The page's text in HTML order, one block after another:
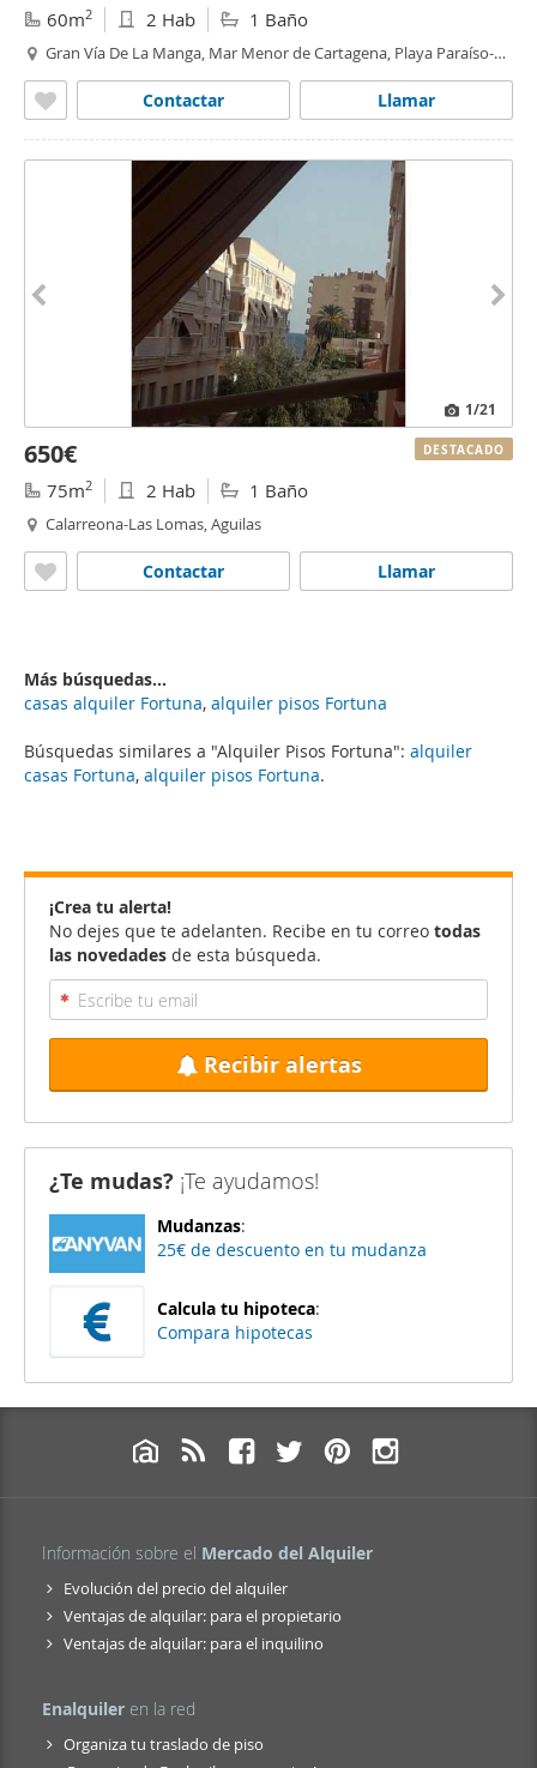
Búsquedas similares a "Alquiler Pisos Fortuna": alquiler
casas Fortuna, alquiler pisos Fortuna.
60m2 2 Hab 1 Baño
Gran Vía De La Manga, Mar Menor de Cartagena, Playa Paraíso-
Llamar
Contactar
1/21
650€
75m2 2 Hab 1 Baño
Calarreona-Las Lomas, Aguilas
Llamar
Contactar
DESTACADO
Más búsquedas...
casas alquiler Fortuna, alquiler pisos Fortuna
¡Crea tu alerta!
No dejes que te adelanten. Recibe en tu correo todas
las novedades de esta búsqueda.
Recibir alertas
¿Te mudas? ¡Te ayudamos!
Mudanzas:
25€ de descuento en tu mudanza
Calcula tu hipoteca:
Compara hipotecas
Información sobre el Mercado del Alquiler
Evolución del precio del alquiler
Ventajas de alquilar: para el propietario
Ventajas de alquilar: para el inquilino
Enalquiler en la red
Organiza tu traslado de piso